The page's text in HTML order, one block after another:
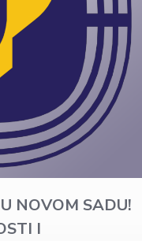
NOVOM SADU!
I